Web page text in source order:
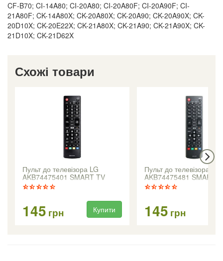
CF-B70; CI-14A80; CI-20A80; CI-20A80F; CI-20A90F; CI-
21A80F; CK-14A80X; CK-20A80X; CK-20A90; CK-20A90X; CK-
20D10X; CK-20E22X; CK-21A80X; CK-21A90; CK-21A90X; CK-
21D10X; CK-21D62X
Схожі товари
Пульт до телевізора LG
AKB74475401 SMART TV
короткий корпус
145 грн Купити
Пульт до телевізора LG
AKB74475481 SMART
145 грн